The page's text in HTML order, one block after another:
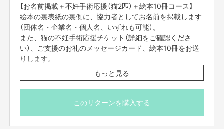
【お名前掲載＋不妊手術応援（猫2匹）＋絵本10冊コース】
絵本の裏表紙の裏側に、協力者としてお名前を掲載します
（団体名・企業名・個人名、いずれも可能）。
また、猫の不妊手術応援チケット（詳細をご確認くださ
い）、ご支援のお礼のメッセージカード、絵本10冊をお送
りします。
・掲載するお名前の確認等のため、メールにてご連絡させ
ていただきます。
・猫の不妊手術応援チケットは、任意団体ハッピータビー
が発行するチケットです。
もっと見る
このリターンを購入する